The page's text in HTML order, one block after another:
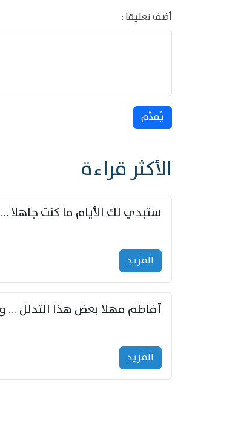
أضف تعليقا :
يُقدِّم
الأكثر قراءة
المزید
المزید